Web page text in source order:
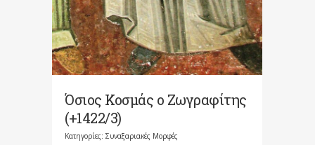
Όσιος Κοσμάς ο Ζωγραφίτης
(+1422/3)
Κατηγορίες: Συναξαριακές Μορφές